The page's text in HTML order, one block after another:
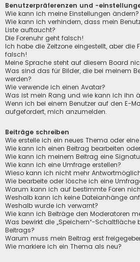
Benutzerpräferenzen und -
Wie kann ich meine Einstellungen ändern?
Wie kann ich verhindern, dass mein
Liste auftaucht?
Die Forenuhr geht falsch!
Ich habe die Zeitzone eingestellt, aber die
falsch!
Meine Sprache steht auf diesem Board
Was sind das für Bilder, die bei meinem
werden?
Wie verwende ich einen Avatar?
Was ist mein Rang und wie kann ich ihn
Wenn ich bei einem Benutzer auf den E-
aufgefordert, mich anzumelden.
Beiträge schreiben
Wie erstelle ich ein neues Thema oder
Wie kann ich einen Beitrag bearbeiten
Wie kann ich meinem Beitrag eine
Wie kann ich eine Umfrage erstellen?
Wieso kann ich nicht mehr
Wie bearbeite oder lösche ich eine
Warum kann ich auf bestimmte Foren
Weshalb kann ich keine Dateianhänge
Weshalb wurde ich verwarnt?
Wie kann ich Beiträge den Moderatoren
Was bewirkt die „Speichern“-Schaltfläche
Beitrags?
Warum muss mein Beitrag erst
Wie markiere ich ein Thema als neu?